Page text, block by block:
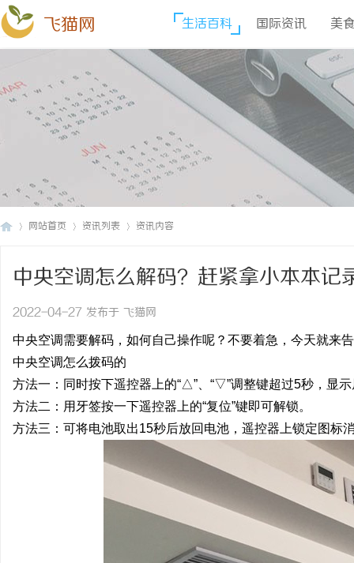
飞猫网 生活百科 国际资讯 美
网站首页 资讯列表 资讯内容
中央空调怎么解码？赶紧拿小本本记
2022-04-27 发布于 飞猫网
中央空调需要解码，如何自己操作呢？不要着急，今天就来
中央空调怎么拨码的
方法一：同时按下遥控器上的“△”、“▽”调整键超过5秒，显
方法二：用牙签按一下遥控器上的“复位
方法三：可将电池取出15秒后放回电池，遥控器上锁定图标